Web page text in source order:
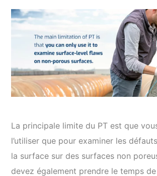
La principale limite du PT est que
l’utiliser que pour examiner les
la surface sur des surfaces non
devez également prendre le temps